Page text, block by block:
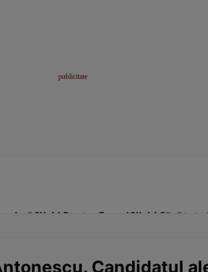
viațăClick! Pentru FemeiClick! Sănătate
Candidatul